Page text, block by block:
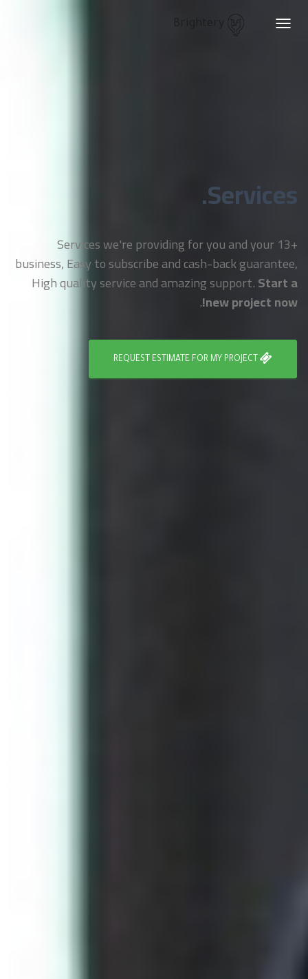
Toggle
Services.
+13 Services we're providing for you and your
business, Easy to subscribe and cash-back guarantee,
High quality service and amazing support.Start a
new project now!
.